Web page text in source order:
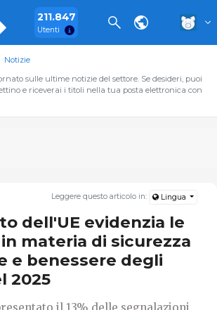
211.847
Utenti
Notizie
sulle ultime notizie del settore. Se desideri, puoi
e riceverai i titoli nella tua posta elettronica con
Leggere questo articolo in: Lingua
dell'UE evidenzia le
materia di sicurezza
e benessere degli
2025